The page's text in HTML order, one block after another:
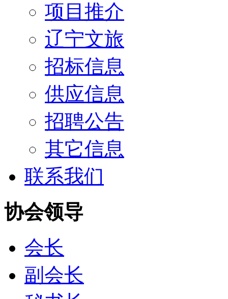
项目推介
辽宁文旅
招标信息
供应信息
招聘公告
其它信息
联系我们
协会领导
会长
副会长